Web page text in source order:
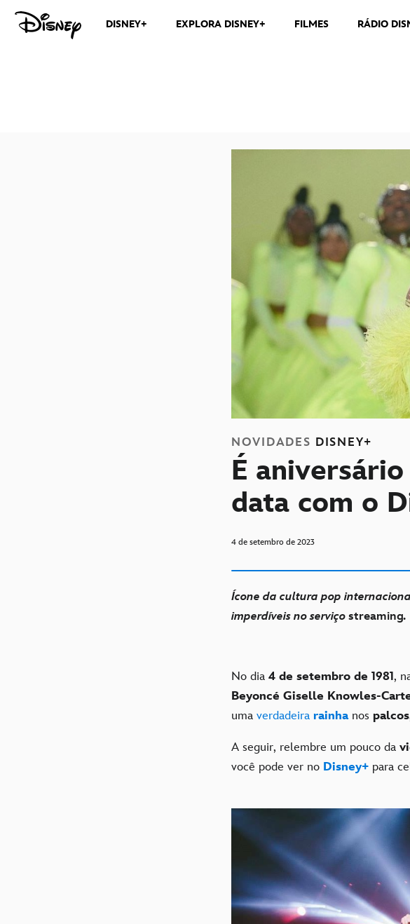
DISNEY+ EXPLORA DISNEY+ FILMES RÁDIO
NOVIDADES DISNEY+
É
data com o
4 de setembro de 2023
Ícone da cultura pop
imperdíveis no serviço streaming.
No dia 4 de setembro de 1981,
Beyoncé Giselle Knowles-
uma verdadeira rainhanos palcos
A seguir, relembre um pouco da
você pode ver no Disney+ para